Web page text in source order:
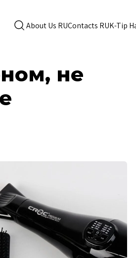
About Us RUContacts RUK-Tip
не